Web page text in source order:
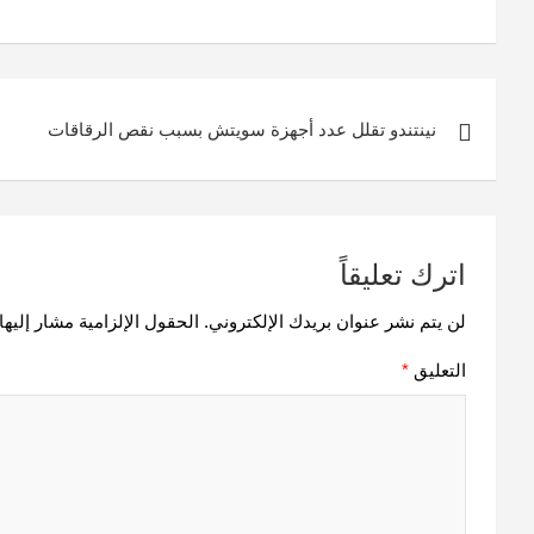
المقالات
نينتندو تقلل عدد أجهزة سويتش بسبب نقص الرقاقات
اترك تعليقاً
لن يتم نشر عنوان بريدك الإلكتروني. الحقول الإلزامية مشار
التعليق *